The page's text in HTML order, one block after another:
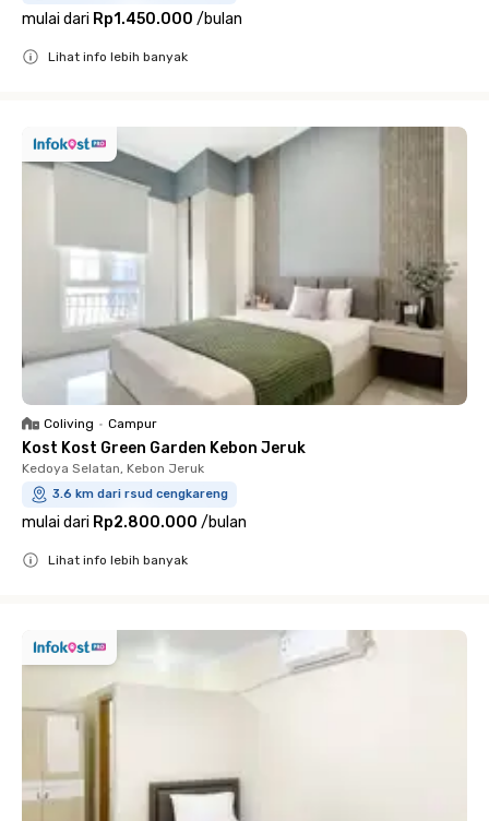
mulai dari Rp1.450.000 /bulan
Lihat info lebih banyak
Coliving • Campur
Kost Kost Green Garden Kebon Jeruk
Kedoya Selatan, Kebon Jeruk
3.6 km dari rsud cengkareng
mulai dari Rp2.800.000 /bulan
Lihat info lebih banyak